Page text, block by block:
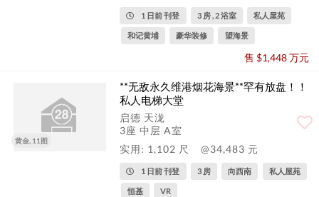
1 日前 刊登 3 房 , 2 浴室 私人屋苑
和记黄埔 豪华装修 望海景
售 $1,448 万元
黄金, 11图
**无敌永久维港烟花海景**罕有放盘！！
私人电梯大堂
启德 天泷
3座 中层 A室
实用: 1,102 尺
@34,483 元
1 日前 刊登 3 房 向西南 私人屋苑
恒基 VR